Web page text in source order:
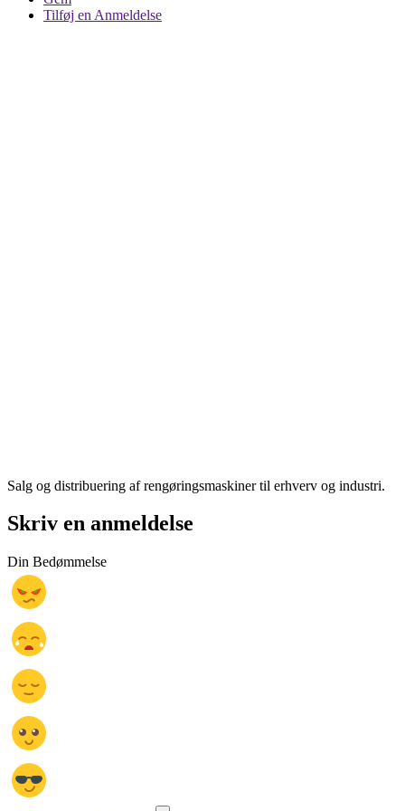
Tilføj en Anmeldelse
Salg og distribuering af rengøringsmaskiner til erhverv og industri.
Skriv en anmeldelse
Din Bedømmelse